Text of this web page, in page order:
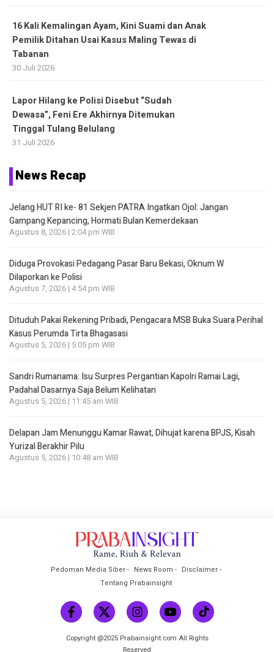
16 Kali Kemalingan Ayam, Kini Suami dan Anak
Pemilik Ditahan Usai Kasus Maling Tewas di
Tabanan
30 Juli 2026
Lapor Hilang ke Polisi Disebut “Sudah
Dewasa”, Feni Ere Akhirnya Ditemukan
Tinggal Tulang Belulang
31 Juli 2026
News Recap
Jelang HUT RI ke- 81 Sekjen PATRA Ingatkan Ojol: Jangan
Gampang Kepancing, Hormati Bulan Kemerdekaan
Agustus 8, 2026 | 2:04 pm WIB
Diduga Provokasi Pedagang Pasar Baru Bekasi, Oknum W
Dilaporkan ke Polisi
Agustus 7, 2026 | 4:54 pm WIB
Dituduh Pakai Rekening Pribadi, Pengacara MSB Buka Suara Perihal
Kasus Perumda Tirta Bhagasasi
Agustus 5, 2026 | 5:05 pm WIB
Sandri Rumanama: Isu Surpres Pergantian Kapolri Ramai Lagi,
Padahal Dasarnya Saja Belum Kelihatan
Agustus 5, 2026 | 11:45 am WIB
Delapan Jam Menunggu Kamar Rawat, Dihujat karena BPJS, Kisah
Yurizal Berakhir Pilu
Agustus 5, 2026 | 10:48 am WIB
Pedoman Media Siber News Room
Disclaimer
Tentang Prabainsight
Copyright @2025 Prabainsight.com All Rights
Reserved